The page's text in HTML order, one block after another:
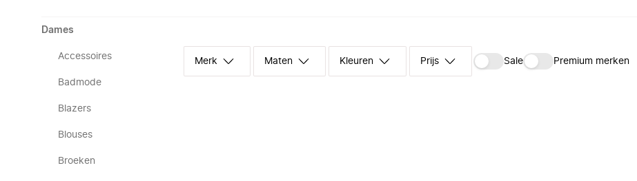
Dames
Accessoires
Badmode
Blazers
Blouses
Broeken
Merk Maten Kleuren Prijs Sale Premium merken